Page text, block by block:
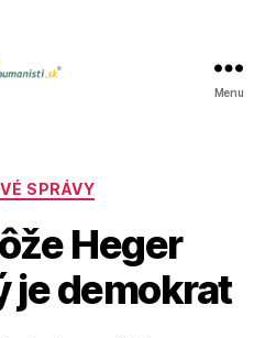
Menu
Kategórie
SPRÁVY
Heger
je demokrat